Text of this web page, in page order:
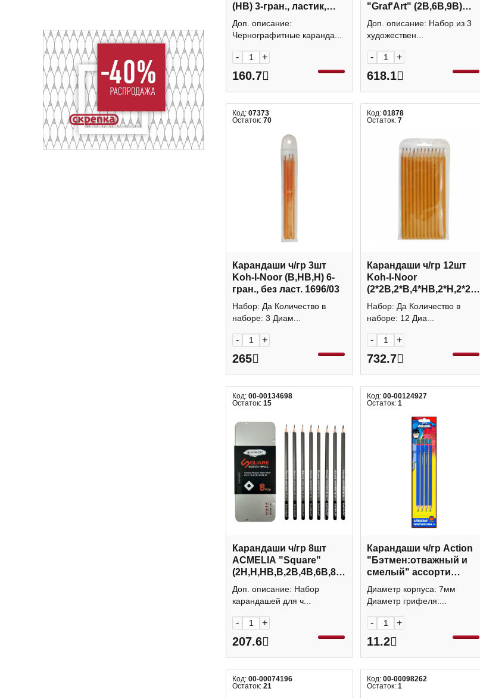
(HB) 3-гран., ластик,
тренажер 851819
Доп. описание:
Чернографитные каранда...
- +
160.7
"Graf'Art" (2В,6В,9В)
карт.уп. 810048
Малевичъ
Доп. описание: Набор из 3
художествен...
- +
618.1
Код: 07373
Остаток: 70
Карандаши ч/гр 3шт
Koh-I-Noor (В,HB,Н) 6-
гран., без ласт. 1696/03
Набор: Да Количество в
наборе: 3 Диам...
- +
265
Код:01878
Остаток:7
Карандаши ч/гр 12шт
Koh-I-Noor
(2*2В,2*В,4*HB,2*Н,2*2Н)
6-гран., без ласт.
1696/12
Набор: Да Количество в
наборе: 12 Диа...
- +
732.7
Код: 00-00134698
Остаток: 15
Карандаши ч/гр 8шт
ACMELIA "Square"
(2H,H,HB,B,2B,4B,6B,8B)
4-гран., без ласт.,
метал.уп 43003
Доп. описание: Набор
карандашей для ч...
- +
207.6
Код:00-00124927
Остаток:1
Карандаши ч/гр Action
"Бэтмен:отважный и
смелый" ассорти
(Н,HB,B,2В) BA-
ALP200/4
Диаметр корпуса: 7мм
Диаметр грифеля:...
- +
11.2
Код: 00-00074196
Остаток: 21
Код:00-00098262
Остаток:1